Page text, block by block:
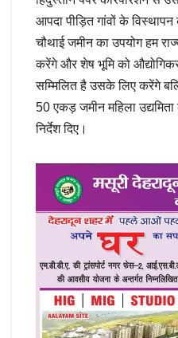
आपदा पीड़ित गांवों के
चौथाई जमीन का उपयोग हम
करेंगे और शेष भूमि को
सम्मिलित है उसके लिए करेंगे
50 एकड़ जमीन महिला
निर्देश दिए।